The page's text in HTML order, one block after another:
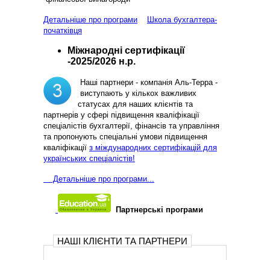
Детальніше про програми
Школа бухгалтера-
початківця
Міжнародні сертифікації
-2025/2026 н.р.
Наші партнери - компанія Аль-Терра -
виступають у кількох важливих
статусах для наших клієнтів та
партнерів у сфері підвищення кваліфікації
спеціалістів бухгалтерії, фінансів та управління
та пропонують спеціальні умови підвищення
кваліфікації з міждународних сертифікацій для
українських спеціалістів!
Детальніше про програми...
Партнерські програми
НАШІ КЛІЄНТИ ТА ПАРТНЕРИ